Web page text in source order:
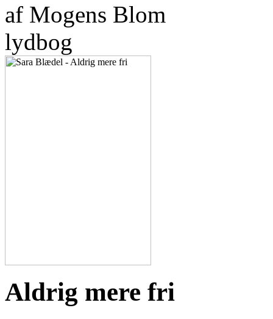
af Mogens Blom
lydbog
Aldrig mere fri